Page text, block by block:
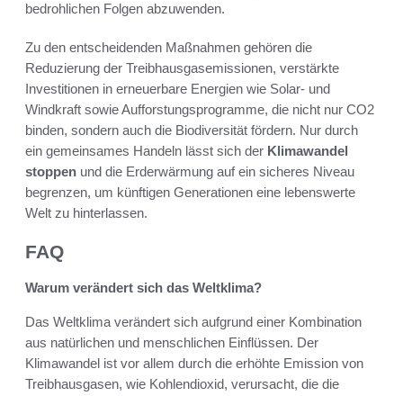
bedrohlichen Folgen abzuwenden.
Zu den entscheidenden Maßnahmen gehören die
Reduzierung der Treibhausgasemissionen, verstärkte
Investitionen in erneuerbare Energien wie Solar- und
Windkraft sowie Aufforstungsprogramme, die nicht nur CO2
binden, sondern auch die Biodiversität fördern. Nur durch
ein gemeinsames Handeln lässt sich der Klimawandel
stoppen und die Erderwärmung auf ein sicheres Niveau
begrenzen, um künftigen Generationen eine lebenswerte
Welt zu hinterlassen.
FAQ
Warum verändert sich das Weltklima?
Das Weltklima verändert sich aufgrund einer Kombination
aus natürlichen und menschlichen Einflüssen. Der
Klimawandel ist vor allem durch die erhöhte Emission von
Treibhausgasen, wie Kohlendioxid, verursacht, die die